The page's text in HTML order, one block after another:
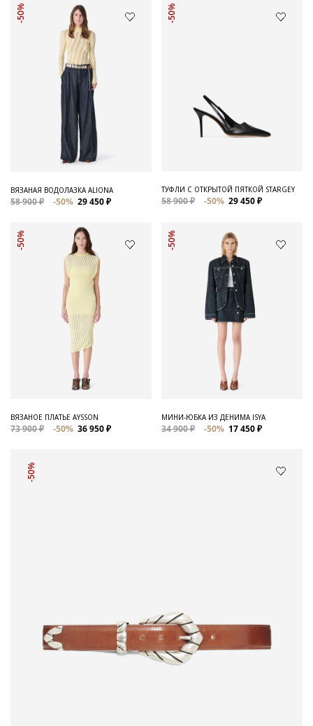
-50%
ВЯЗАНАЯ ВОДОЛАЗКА ALIONA
58 900 ₽ -50% 29 450 ₽
-50%
ТУФЛИ С ОТКРЫТОЙ ПЯТКОЙ STARGEY
58 900 ₽ -50% 29 450 ₽
-50%
ВЯЗАНОЕ ПЛАТЬЕ AYSSON
73 900 ₽ -50% 36 950 ₽
-50%
МИНИ-ЮБКА ИЗ ДЕНИМА ISYA
34 900 ₽ -50% 17 450 ₽
-50%